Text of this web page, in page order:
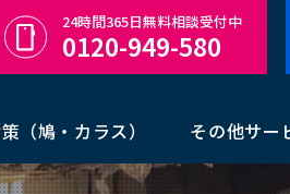
（鳩・カラス） その他サー
24時間365日無料相談受付中
0120-949-580